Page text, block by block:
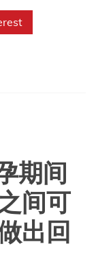
期间
间可
出回